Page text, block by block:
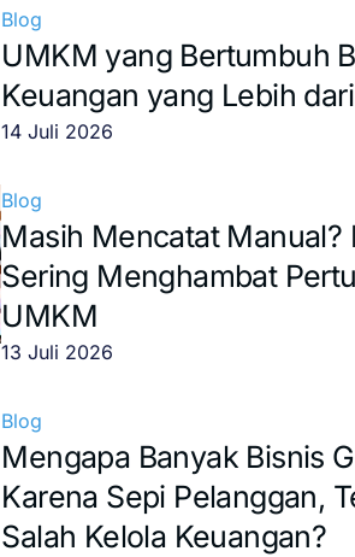
Blog
UMKM yang Bertumbuh
Keuangan yang Lebih
14 Juli 2026
Blog
Masih Mencatat Manual?
Sering Menghambat
UMKM
13 Juli 2026
Blog
Mengapa Banyak Bisnis
Karena Sepi Pelanggan,
Salah Kelola Keuangan?